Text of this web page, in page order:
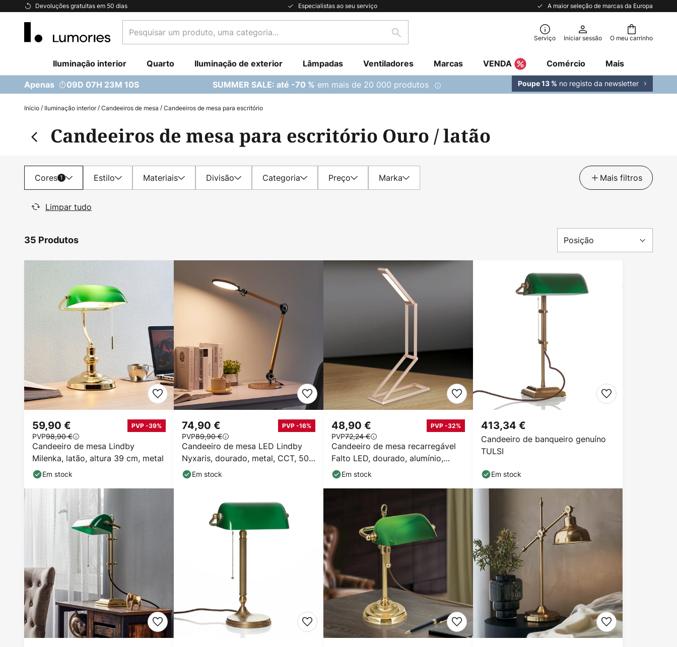
Devoluções gratuitas em 50 dias Especialistas ao seu serviço A maior seleção de marcas da Europa
Ir
Conteúdo
O meu carrinho
um
uma
categoria...
Pesquisar Serviço Iniciar sessão
Iluminação interior Quarto Iluminação de exterior Lâmpadas Ventiladores Marcas VENDA Comércio Mais
Apenas 09D 07H 23M 08S SUMMER SALE: até -70 % em mais de 20 000 produtos Poupe 13 % no registo da newsletter
Início Iluminação interior Candeeiros de mesa Candeeiros de mesa para escritório
Candeeiros de mesa para escritório Ouro / latão
Cores 1 Estilo Materiais Divisão Categoria Preço Marka Mais filtros
Limpar tudo
35 Produtos
Candeeiro de mesa Lindby
Milenka, latão, altura 39 cm, metal
59,90 € PVP -39%
PVP98,90 €
Em stock
Candeeiro de mesa LED Lindby
Nyxaris, dourado, metal, CCT, 50
cm
74,90 € PVP -16%
PVP89,90 €
Em stock
Candeeiro de mesa recarregável
Falto LED, dourado, alumínio,
ajustável
48,90 € PVP -32%
PVP72,24 €
Em stock
Candeeiro de banqueiro genuíno
TULSI
413,34 €
Em stock